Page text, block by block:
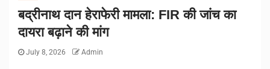
बद्रीनाथ दान हेराफेरी मामला: FIR की जांच का
दायरा बढ़ाने की मांग
July 8, 2026 Admin